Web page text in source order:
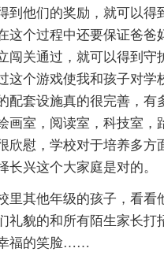
到他们的奖励，就可以得
这个过程中还要保证爸爸
闯关通过，就可以得到守
这个游戏使我和孩子对学
配套设施真的很完善，有
画室，阅读室，科技室，
欣慰，学校对于培养多方
长兴这个大家庭是对的。
里其他年级的孩子，看看
礼貌的和所有陌生家长打
福的笑脸……